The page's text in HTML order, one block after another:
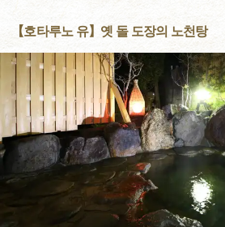
【호타루노 유】옛 돌 도장의 노천탕